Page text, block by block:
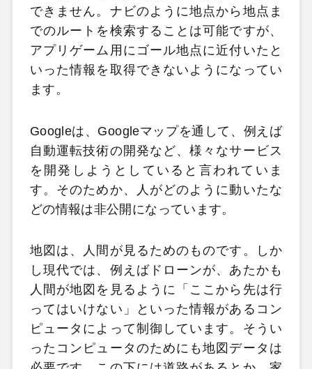
できません。ナビのように地点から地点ま
でのルートを検索することは可能ですが、
アプリゲーム用にゴール地点に近付いたと
いった情報を取得できないようになってい
ます。
Googleは、Googleマップを通して、例えば
自動運転技術の開発など、様々なサービス
を開発しようとしていると言われていま
す。そのためか、人がどのように動いたな
どの情報は非公開になっています。
地図は、人間が見るためのものです。しか
し現代では、例えばドローンが、あたかも
人間が地図を見るように「ここから先は行
ってはいけない」といった情報があるコン
ピュータによって制御しています。そうい
ったコンピュータのためにも地図データは